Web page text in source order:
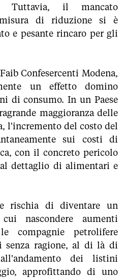
Tuttavia, il mancato
di riduzione si è
e pesante rincaro per gli
Confesercenti Modena,
un effetto domino
di consumo. In un Paese
maggioranza delle
l'incremento del costo del
sui costi di
con il concreto pericolo
dettaglio di alimentari e
rischia di diventare un
nascondere aumenti
compagnie petrolifere
senza ragione, al di là di
dei listini
approfittando di uno